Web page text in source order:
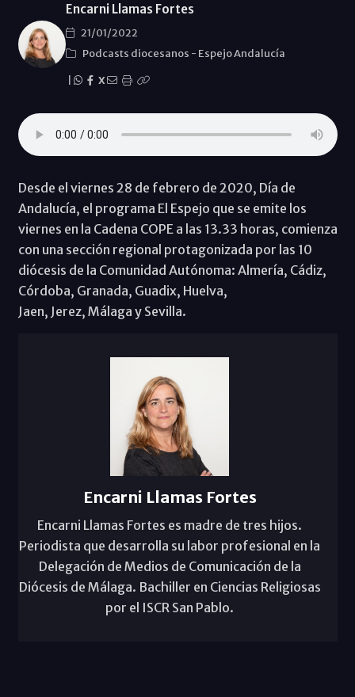
Encarni Llamas Fortes
21/01/2022
Podcasts diocesanos - Espejo Andalucía
X
Desde el viernes 28 de febrero de 2020, Día de
Andalucía, el programa El Espejo que se emite los
viernes en la Cadena COPE a las 13.33 horas, comienza
con una sección regional protagonizada por las 10
diócesis de la Comunidad Autónoma: Almería, Cádiz,
Córdoba, Granada, Guadix, Huelva,
Jaen, Jerez, Málaga y Sevilla.
Encarni Llamas Fortes
Encarni Llamas Fortes es madre de tres hijos.
Periodista que desarrolla su labor profesional en la
Delegación de Medios de Comunicación de la
Diócesis de Málaga. Bachiller en Ciencias Religiosas
por el ISCR San Pablo.